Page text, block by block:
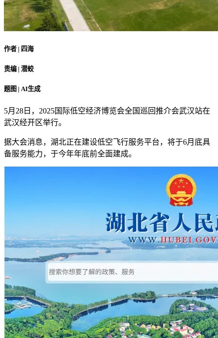
作者 | 四海
责编 | 潜蛟
题图 | AI生成
5月28日，2025国际低空经济博览会全国巡回推介会武汉站在
武汉经开区举行。
据大会消息，湖北正在建设低空飞行服务平台，将于6月底具
备服务能力，于今年年底前全面建成。